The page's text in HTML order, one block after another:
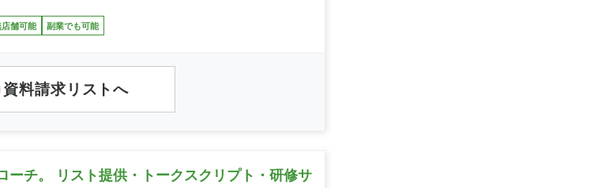
店舗可能 副業でも可能
資料請求リストへ
ーチ。 リスト提供・トークスクリプト・研修サ